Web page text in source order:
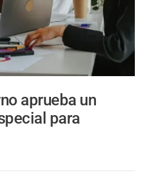
aprueba un
para